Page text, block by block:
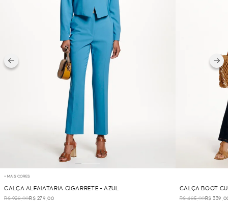
+ MAIS CORES
CALÇA ALFAIATARIA CIGARRETE - AZUL
R$ 928,00R$ 279,00
CALÇA BOOT
R$ 485,00R$